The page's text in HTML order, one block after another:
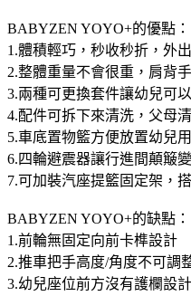
BABYZEN YOYO+的優點：
1.體積輕巧，秒收秒折，外
2.整體重量不會很重，肩背
3.兩種可更換套件讓幼兒可
4.配件可拆下來清洗，父母
5.車底置物籃方便放置幼兒
6.四輪避震器讓行進間顛簸
7.可加裝汽座提籃固定架，
BABYZEN YOYO+的缺點：
1.前輪無固定向前卡榫設計
2.推車把手高度/角度不可調
3.幼兒座位前方沒有護欄設計